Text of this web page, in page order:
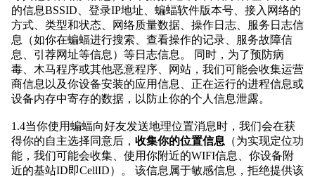
的信息BSSID、登录IP地址、蝙蝠软件版本号、接入网络的
方式、类型和状态、网络质量数据、操作日志、服务日志信
息（如你在蝙蝠进行搜索、查看操作的记录、服务故障信
息、引荐网址等信息）等日志信息。 同时，为了预防病
毒、木马程序或其他恶意程序、网站，我们可能会收集运营
商信息以及你设备安装的应用信息、正在运行的进程信息或
设备内存中寄存的数据，以防止你的个人信息泄露。
1.4当你使用蝙蝠向好友发送地理位置消息时，我们会在获
得你的自主选择同意后， 收集你的位置信息 （为实现定位功
能，我们可能会收集、使用你附近的WIFI信息、你设备附
近的基站ID即CellID）。 该信息属于敏感信息，拒绝提供该